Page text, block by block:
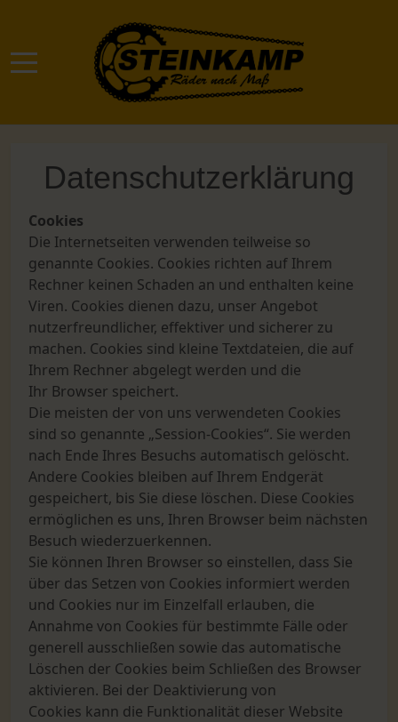
Mobile Menu Toggle
Datenschutzerklärung
Cookies
Die Internetseiten verwenden teilweise so
genannte Cookies. Cookies richten auf Ihrem
Rechner keinen Schaden an und enthalten keine
Viren. Cookies dienen dazu, unser Angebot
nutzerfreundlicher, effektiver und sicherer zu
machen. Cookies sind kleine Textdateien, die auf
Ihrem Rechner abgelegt werden und die
Ihr Browser speichert.
Die meisten der von uns verwendeten Cookies
sind so genannte „Session-Cookies“. Sie werden
nach Ende Ihres Besuchs automatisch gelöscht.
Andere Cookies bleiben auf Ihrem Endgerät
gespeichert, bis Sie diese löschen. Diese Cookies
ermöglichen es uns, Ihren Browser beim nächsten
Besuch wiederzuerkennen.
Sie können Ihren Browser so einstellen, dass Sie
über das Setzen von Cookies informiert werden
und Cookies nur im Einzelfall erlauben, die
Annahme von Cookies für bestimmte Fälle oder
generell ausschließen sowie das automatische
Löschen der Cookies beim Schließen des Browser
aktivieren. Bei der Deaktivierung von
Cookies kann die Funktionalität dieser Website